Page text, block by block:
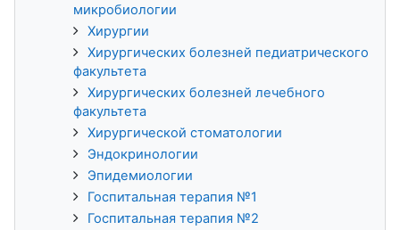
микробиологии
Хирургии
Хирургических болезней педиатрического
факультета
Хирургических болезней лечебного
факультета
Хирургической стоматологии
Эндокринологии
Эпидемиологии
Госпитальная терапия №1
Госпитальная терапия №2